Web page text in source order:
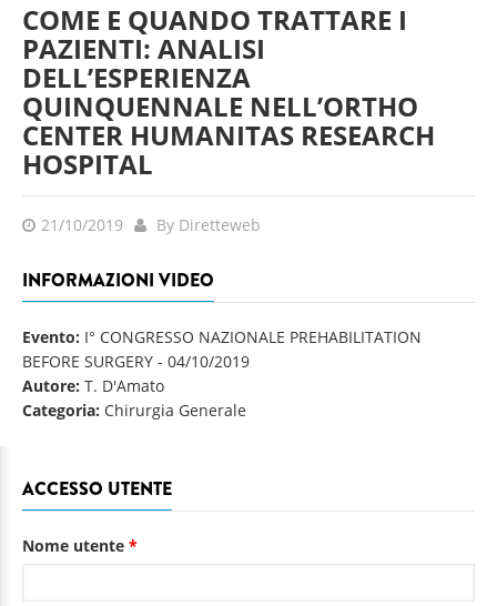
COME E QUANDO TRATTARE I
PAZIENTI: ANALISI
DELL’ESPERIENZA
QUINQUENNALE NELL’ORTHO
CENTER HUMANITAS RESEARCH
HOSPITAL
21/10/2019 By Diretteweb
INFORMAZIONI VIDEO
Evento: I° CONGRESSO NAZIONALE PREHABILITATION
BEFORE SURGERY - 04/10/2019
Autore: T. D'Amato
Categoria: Chirurgia Generale
ACCESSO UTENTE
Nome utente *